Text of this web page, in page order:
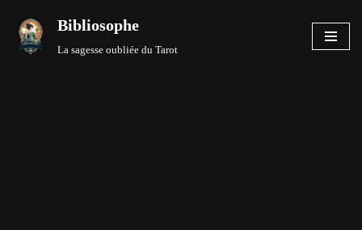
Aller
Bibliosophe
La sagesse oubliée du Tarot